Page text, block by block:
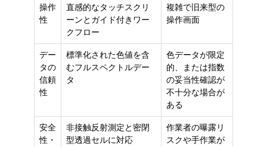
操作
性
直感的なタッチスクリ
ーンとガイド付きワー
クフロー
複雑で旧来型の
操作画面
デー
タの
信頼
性
標準化された色値を含
むフルスペクトルデー
タ
色データが限定
的、または指数
の妥当性確認が
不十分な場合が
ある
安全
性・
非接触反射測定と密閉
型透過セルに対応
作業者の曝露リ
スクや手作業が